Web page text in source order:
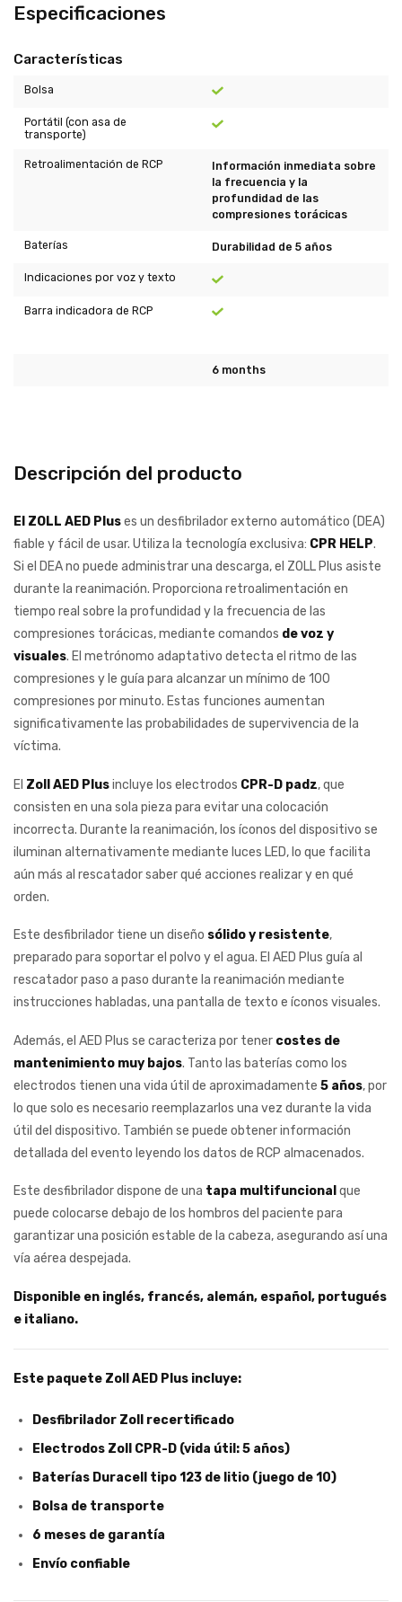
Especificaciones
Características
Bolsa
Portátil (con asa de
transporte)
Retroalimentación de RCP
Información inmediata sobre
la frecuencia y la
profundidad de las
compresiones torácicas
Baterías Durabilidad de 5 años
Indicaciones por voz y texto
Barra indicadora de RCP
6 months
Descripción del producto
El ZOLL AED Pluses un desfibrilador externo automático (DEA)
fiable y fácil de usar. Utiliza la tecnología exclusiva: CPR HELP.
Si el DEA no puede administrar una descarga, el ZOLL Plus asiste
durante la reanimación. Proporciona retroalimentación en
tiempo real sobre la profundidad y la frecuencia de las
compresiones torácicas, mediante comandos de voz y
visuales. El metrónomo adaptativo detecta el ritmo de las
compresiones y le guía para alcanzar un mínimo de 100
compresiones por minuto. Estas funciones aumentan
significativamente las probabilidades de supervivencia de la
víctima.
El Zoll AED Plusincluye los electrodos CPR-D padz, que
consisten en una sola pieza para evitar una colocación
incorrecta. Durante la reanimación, los íconos del dispositivo se
iluminan alternativamente mediante luces LED, lo que facilita
aún más al rescatador saber qué acciones realizar y en qué
orden.
Este desfibrilador tiene un diseño sólido y resistente,
preparado para soportar el polvo y el agua. El AED Plus guía al
rescatador paso a paso durante la reanimación mediante
instrucciones habladas, una pantalla de texto e íconos visuales.
Además, el AED Plus se caracteriza por tener costes de
mantenimiento muy bajos. Tanto las baterías como los
electrodos tienen una vida útil de aproximadamente 5 años, por
lo que solo es necesario reemplazarlos una vez durante la vida
útil del dispositivo. También se puede obtener información
detallada del evento leyendo los datos de RCP almacenados.
Este desfibrilador dispone de una tapa multifuncional que
puede colocarse debajo de los hombros del paciente para
garantizar una posición estable de la cabeza, asegurando así una
vía aérea despejada.
Disponible en inglés, francés, alemán, español, portugués
e italiano.
Este paquete Zoll AED Plus incluye:
Desfibrilador Zoll recertificado
Electrodos Zoll CPR-D (vida útil: 5 años)
Baterías Duracell tipo 123 de litio (juego de 10)
Bolsa de transporte
6 meses de garantía
Envío confiable